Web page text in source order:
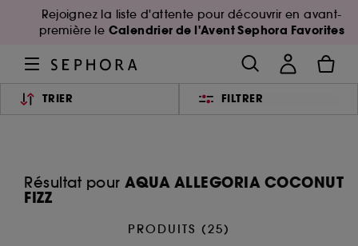
Rejoignez la liste d'attente pour découvrir en avant-
première le Calendrier de l'Avent Sephora Favorites
TRIER FILTRER
Résultat pour AQUA ALLEGORIA COCONUT
FIZZ
PRODUITS (25)